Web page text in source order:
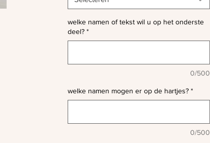
welke namen of tekst wil u op het onderste
deel? *
0/500
welke namen mogen er op de hartjes? *
0/500